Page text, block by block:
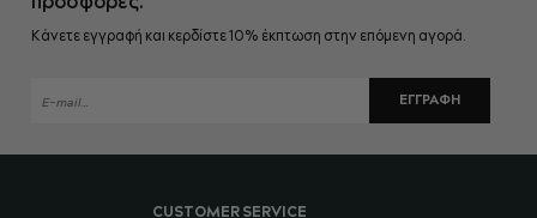
CUSTOMER SERVICE
Κάνετε εγγραφή και κερδίστε 10% έκπτωση στην επόμενη αγορά.
ΕΓΓΡΑΦΉ